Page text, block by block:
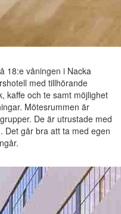
18:e våningen i Nacka
med tillhörande
kaffe och te samt möjlighet
Mötesrummen är
De är utrustade med
Det går bra att ta med egen